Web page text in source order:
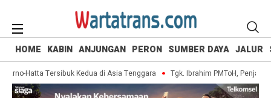
HOME KABIN ANJUNGAN PERON SUMBER DAYA JALUR
Hatta Tersibuk Kedua di Asia Tenggara Tgk. Ibrahim PMToH, Penjaga